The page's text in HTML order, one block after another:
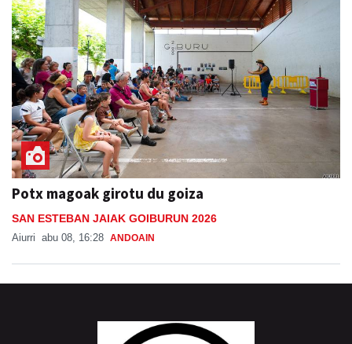
Potx magoak girotu du goiza
SAN ESTEBAN JAIAK GOIBURUN 2026
Aiurri abu 08, 16:28 ANDOAIN